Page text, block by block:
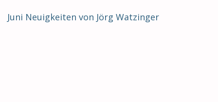
Juni Neuigkeiten von Jörg Watzinger